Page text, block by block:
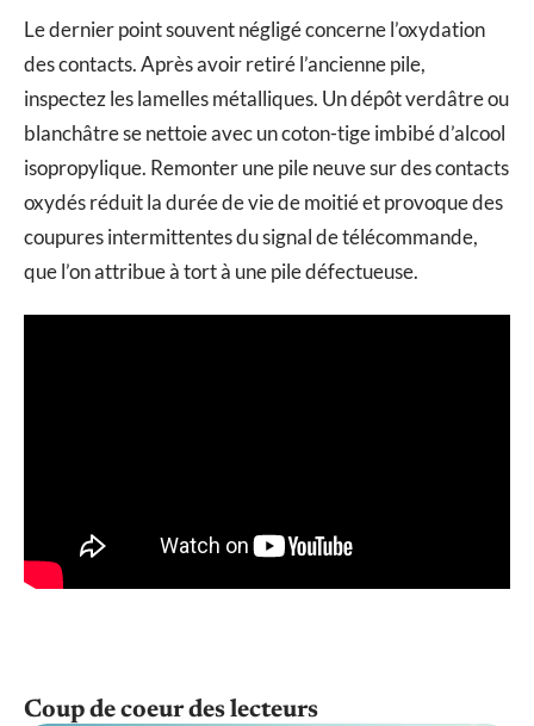
Le dernier point souvent négligé concerne l’oxydation
des contacts. Après avoir retiré l’ancienne pile,
inspectez les lamelles métalliques. Un dépôt verdâtre ou
blanchâtre se nettoie avec un coton-tige imbibé d’alcool
isopropylique. Remonter une pile neuve sur des contacts
oxydés réduit la durée de vie de moitié et provoque des
coupures intermittentes du signal de télécommande,
que l’on attribue à tort à une pile défectueuse.
Coup de coeur des lecteurs